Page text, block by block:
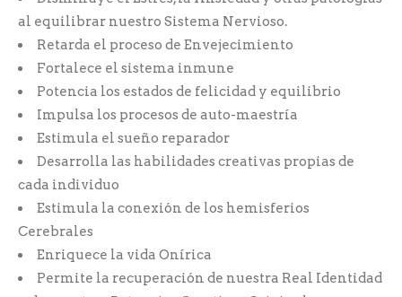
al equilibrar nuestro Sistema Nervioso.
Retarda el proceso de Envejecimiento
Fortalece el sistema inmune
Potencia los estados de felicidad y equilibrio
Impulsa los procesos de auto-maestría
Estimula el sueño reparador
Desarrolla las habilidades creativas propias de
cada individuo
Estimula la conexión de los hemisferios
Cerebrales
Enriquece la vida Onírica
Permite la recuperación de nuestra Real Identidad